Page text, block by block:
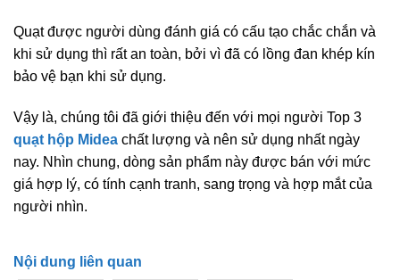
Quạt được người dùng đánh giá có cấu tạo chắc chắn và
khi sử dụng thì rất an toàn, bởi vì đã có lồng đan khép kín
bảo vệ bạn khi sử dụng.
Vậy là, chúng tôi đã giới thiệu đến với mọi người Top 3
quạt hộp Midea chất lượng và nên sử dụng nhất ngày
nay. Nhìn chung, dòng sản phẩm này được bán với mức
giá hợp lý, có tính cạnh tranh, sang trọng và hợp mắt của
người nhìn.
Nội dung liên quan